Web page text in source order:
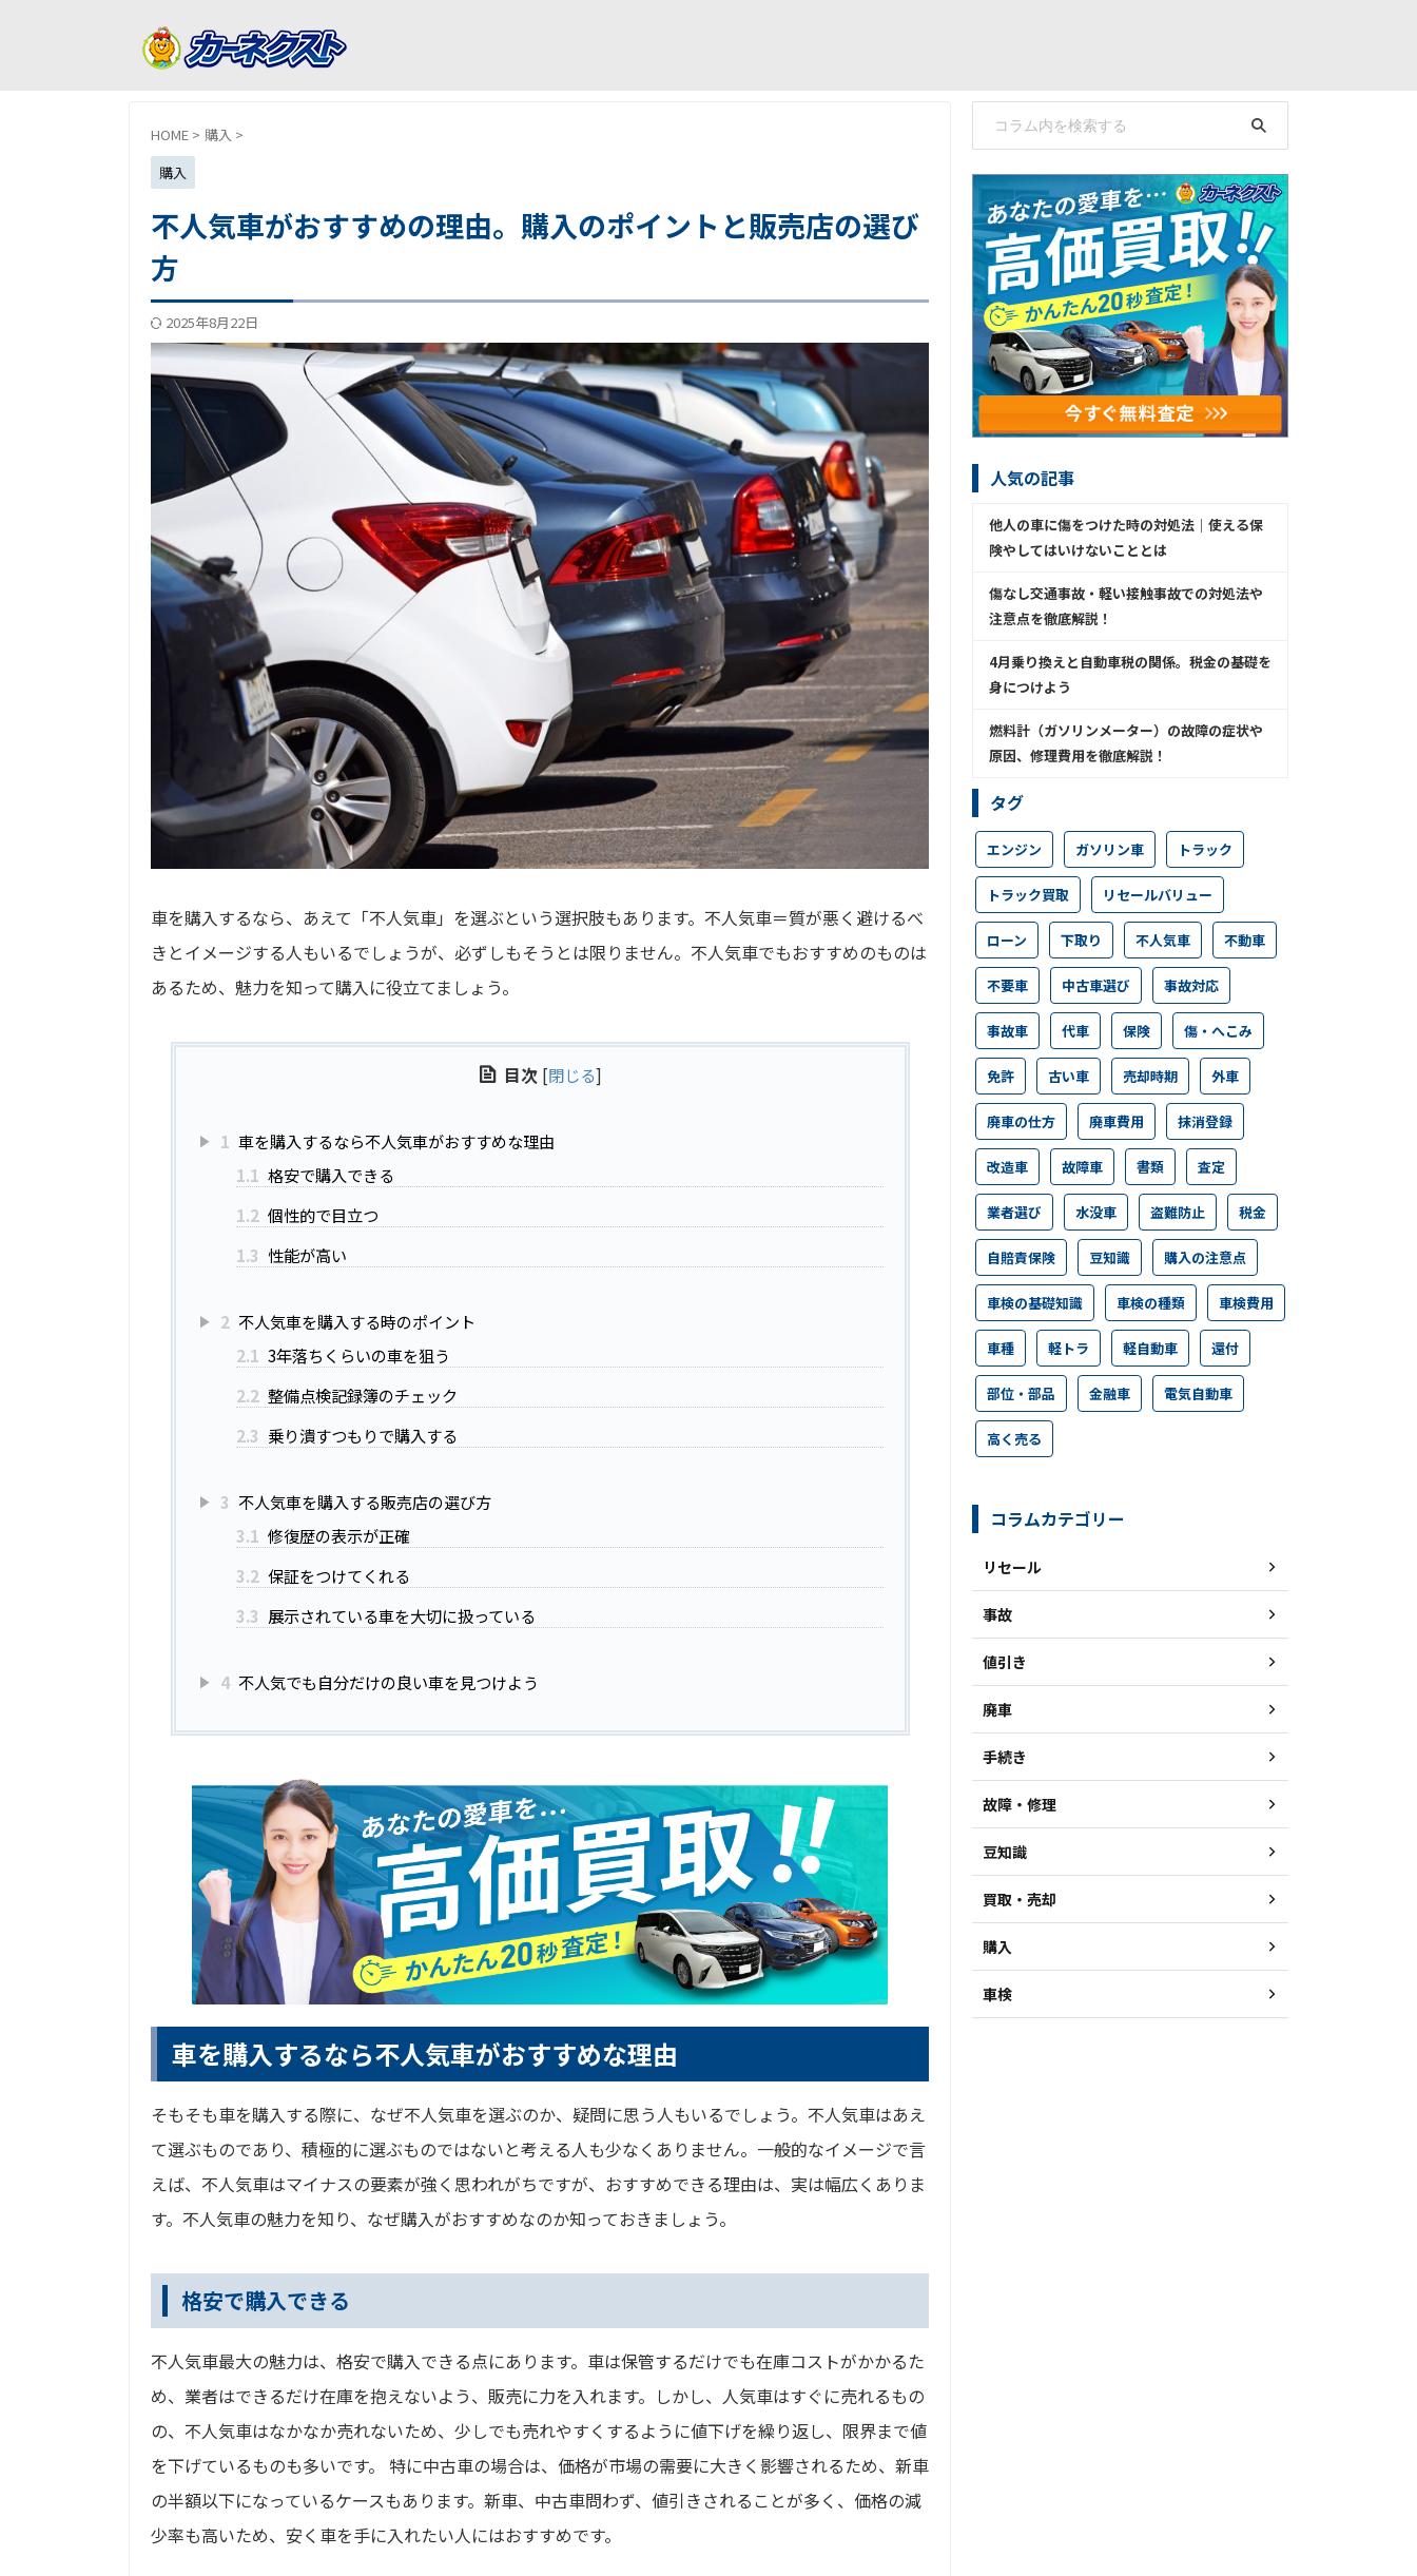
HOME > 購入 >
購入
不人気車がおすすめの理由。購入のポイントと販売店の選び
方
2025年8月22日
車を購入するなら、あえて「不人気車」を選ぶという選択肢もあります。不人気車＝質が悪く避けるべ
きとイメージする人もいるでしょうが、必ずしもそうとは限りません。不人気車でもおすすめのものは
あるため、魅力を知って購入に役立てましょう。
目次 [閉じる]
1 車を購入するなら不人気車がおすすめな理由
1.1 格安で購入できる
1.2 個性的で目立つ
1.3 性能が高い
2 不人気車を購入する時のポイント
2.1 3年落ちくらいの車を狙う
2.2 整備点検記録簿のチェック
2.3 乗り潰すつもりで購入する
3 不人気車を購入する販売店の選び方
3.1 修復歴の表示が正確
3.2 保証をつけてくれる
3.3 展示されている車を大切に扱っている
4 不人気でも自分だけの良い車を見つけよう
車を購入するなら不人気車がおすすめな理由
そもそも車を購入する際に、なぜ不人気車を選ぶのか、疑問に思う人もいるでしょう。不人気車はあえ
て選ぶものであり、積極的に選ぶものではないと考える人も少なくありません。一般的なイメージで言
えば、不人気車はマイナスの要素が強く思われがちですが、おすすめできる理由は、実は幅広くありま
す。不人気車の魅力を知り、なぜ購入がおすすめなのか知っておきましょう。
格安で購入できる
不人気車最大の魅力は、格安で購入できる点にあります。車は保管するだけでも在庫コストがかかるた
め、業者はできるだけ在庫を抱えないよう、販売に力を入れます。しかし、人気車はすぐに売れるもの
の、不人気車はなかなか売れないため、少しでも売れやすくするように値下げを繰り返し、限界まで値
を下げているものも多いです。 特に中古車の場合は、価格が市場の需要に大きく影響されるため、新車
の半額以下になっているケースもあります。新車、中古車問わず、値引きされることが多く、価格の減
少率も高いため、安く車を手に入れたい人にはおすすめです。
人気の記事
他人の車に傷をつけた時の対処法│使える保
険やしてはいけないこととは
傷なし交通事故・軽い接触事故での対処法や
注意点を徹底解説！
4月乗り換えと自動車税の関係。税金の基礎を
身につけよう
燃料計（ガソリンメーター）の故障の症状や
原因、修理費用を徹底解説！
タグ
エンジン ガソリン車 トラック
トラック買取 リセールバリュー
ローン 下取り 不人気車 不動車
不要車 中古車選び 事故対応
事故車 代車 保険 傷・へこみ
免許 古い車 売却時期 外車
廃車の仕方 廃車費用 抹消登録
改造車 故障車 書類 査定
業者選び 水没車 盗難防止 税金
自賠責保険 豆知識 購入の注意点
車検の基礎知識 車検の種類 車検費用
車種 軽トラ 軽自動車 還付
部位・部品 金融車 電気自動車
高く売る
コラムカテゴリー
リセール
事故
値引き
廃車
手続き
故障・修理
豆知識
買取・売却
購入
車検